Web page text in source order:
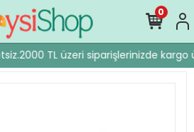
2000 TL üzeri siparişlerinizde kargo
0